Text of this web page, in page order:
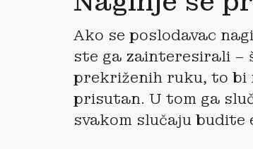
Ako se poslodavac
ste ga zainteresirali –
prekriženih ruku, to bi
prisutan. U tom ga
svakom slučaju budite